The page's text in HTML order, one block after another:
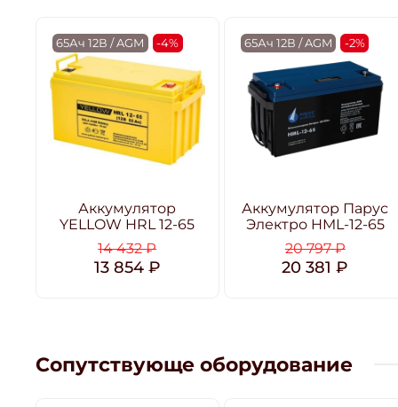
65Ач 12В / AGM -4%
Аккумулятор
YELLOW HRL 12-65
14 432 ₽
13 854 ₽
65Ач 12В / AGM -2%
Аккумулятор Парус
Электро HML-12-65
20 797 ₽
20 381 ₽
Сопутствующе оборудование